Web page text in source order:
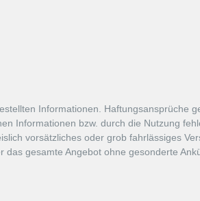
Informationen. Haftungsansprüche
Informationen bzw. durch die Nutzung
vorsätzliches oder grob fahrlässiges
gesamte Angebot ohne gesonderte